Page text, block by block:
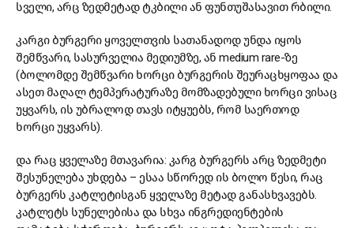
სველი, არც ზედმეტად ტკბილი ან ფუნთუშასავით რბილი.
კარგი ბურგერი ყოველთვის სათანადოდ უნდა იყოს
შემწვარი, სასურველია მედიუმზე, ან medium rare-ზე
(ბოლომდე შემწვარი ხორცი ბურგერის შეურაცხყოფაა და
ასეთ მაღალ ტემპერატურაზე მომზადებული ხორცი ვისაც
უყვარს, ის უბრალოდ თავს იტყუებს, რომ საერთოდ
ხორცი უყვარს).
და რაც ყველაზე მთავარია: კარგ ბურგერს არც ზედმეტი
შესუნელება უხდება – ესაა სწორედ ის ბოლო წესი, რაც
ბურგერს კატლეტისგან ყველაზე მეტად განასხვავებს.
კატლეტს სუნელებისა და სხვა ინგრედიენტების